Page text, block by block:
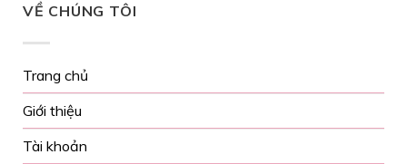
VỀ CHÚNG TÔI
Trang chủ
Giới thiệu
Tài khoản